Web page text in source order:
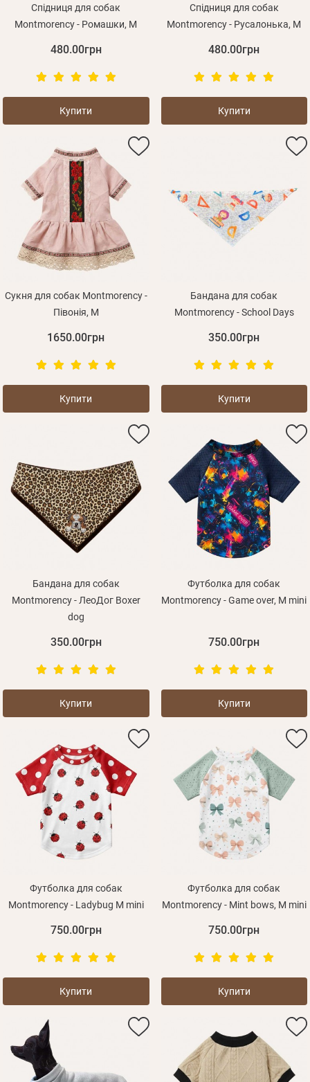
Спідниця для собак
Montmorency - Ромашки, M
480.00грн
Купити
Спідниця для собак
Montmorency - Русалонька, M
480.00грн
Купити
Сукня для собак Montmorency -
Півонія, M
1650.00грн
Купити
Бандана для собак
Montmorency - School Days
350.00грн
Купити
Бандана для собак
Montmorency - ЛеоДог Boxer
dog
350.00грн
Купити
Футболка для собак
Montmorency - Game over, M mini
750.00грн
Купити
Футболка для собак
Montmorency - Ladybug M mini
750.00грн
Купити
Футболка для собак
Montmorency - Mint bows, M mini
750.00грн
Купити
або з допомогою
Отримувати повідомлення про новинки, знижки, акції
Пароль
Відправити
Вам на пошту буде відправлено лист з посиланням
для підтвердження реєстрації.
Не прийшов лист?
Повторити відправку
Дані не підв'язані до одного облікового запису, або
ваш обліковий запис не підтверджена